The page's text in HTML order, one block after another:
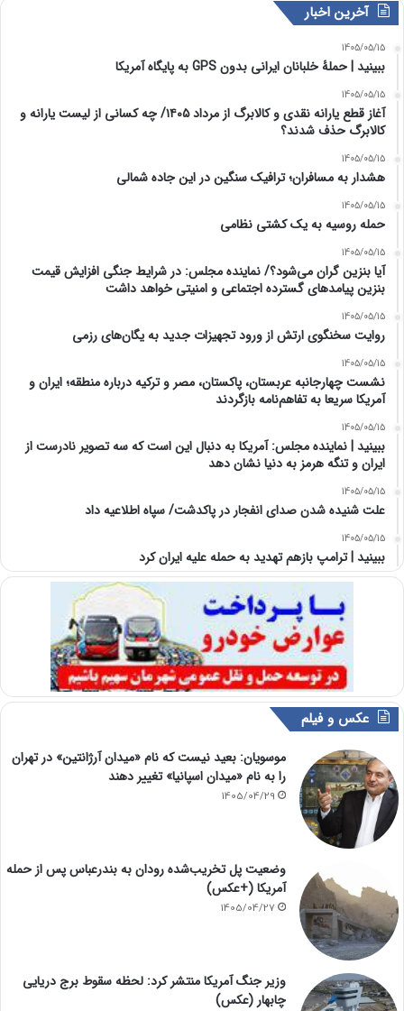
آخرین اخبار
1405/05/15
ببینید | حملۀ خلبانان ایرانی بدون GPS به پایگاه آمریکا
1405/05/15
آغاز قطع یارانه نقدی و کالابرگ از مرداد ۱۴۰۵/ چه کسانی از لیست یارانه و
کالابرگ حذف شدند؟
1405/05/15
هشدار به مسافران؛ ترافیک سنگین در این جاده شمالی
1405/05/15
حمله روسیه به یک کشتی نظامی
1405/05/15
آیا بنزین گران می‌شود؟/ نماینده مجلس: در شرایط جنگی افزایش قیمت
بنزین پیامدهای گسترده اجتماعی و امنیتی خواهد داشت
1405/05/15
روایت سخنگوی ارتش از ورود تجهیزات جدید به یگان‌های رزمی
1405/05/15
نشست چهارجانبه عربستان، پاکستان، مصر و ترکیه درباره منطقه؛ ایران و
آمریکا سریعا به تفاهم‌نامه بازگردند
1405/05/15
ببینید | نماینده مجلس: آمریکا به دنبال این است که سه تصویر نادرست از
ایران و تنگه هرمز به دنیا نشان دهد
1405/05/15
علت شنیده شدن صدای انفجار در پاکدشت/ سپاه اطلاعیه داد
1405/05/15
ببینید | ترامپ بازهم تهدید به حمله علیه ایران کرد
عکس و فیلم
موسویان: بعید نیست که نام «میدان آرژانتین» در تهران
را به نام «میدان اسپانیا» تغییر دهند
1405/04/29
وضعیت پل تخریب‌شده رودان به بندرعباس پس از حمله
آمریکا (+عکس)
1405/04/27
وزیر جنگ آمریکا منتشر کرد: لحظه سقوط برج دریایی
چابهار (عکس)